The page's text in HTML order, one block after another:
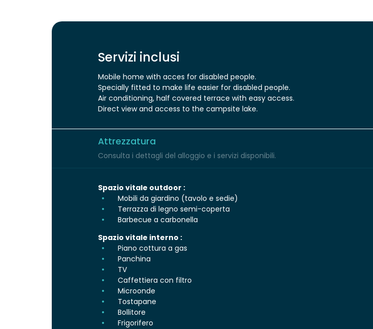
Servizi inclusi
Mobile home with acces for disabled people.
Specially fitted to make life easier for disabled people.
Air conditioning, half covered terrace with easy access.
Direct view and access to the campsite lake.
Attrezzatura
Consulta i dettagli del alloggio e i servizi disponibili.
Spazio vitale outdoor :
Mobili da giardino (tavolo e sedie)
Terrazza di legno semi-coperta
Barbecue a carbonella
Spazio vitale interno :
Piano cottura a gas
Panchina
TV
Caffettiera con filtro
Microonde
Tostapane
Bollitore
Frigorifero